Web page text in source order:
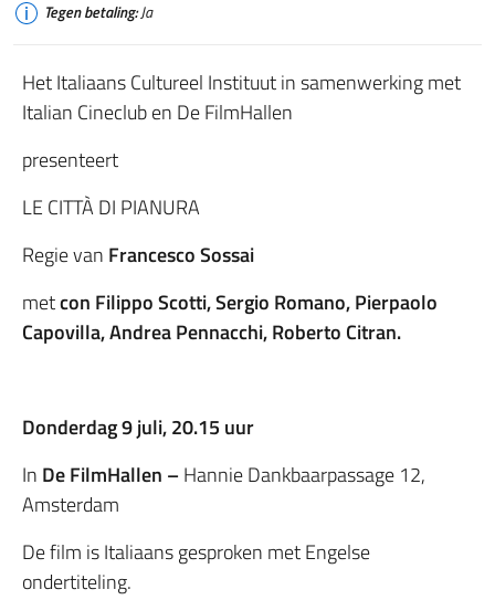
Tegen betaling:Ja
Het Italiaans Cultureel Instituut in samenwerking met
Italian Cineclub en De FilmHallen
presenteert
LE CITTÀ DI PIANURA
Regie van Francesco Sossai
metcon Filippo Scotti, Sergio Romano, Pierpaolo
Capovilla, Andrea Pennacchi, Roberto Citran.
Donderdag9 juli, 20.15 uur
In De FilmHallen – Hannie Dankbaarpassage 12,
Amsterdam
De film is Italiaans gesproken met Engelse
ondertiteling.